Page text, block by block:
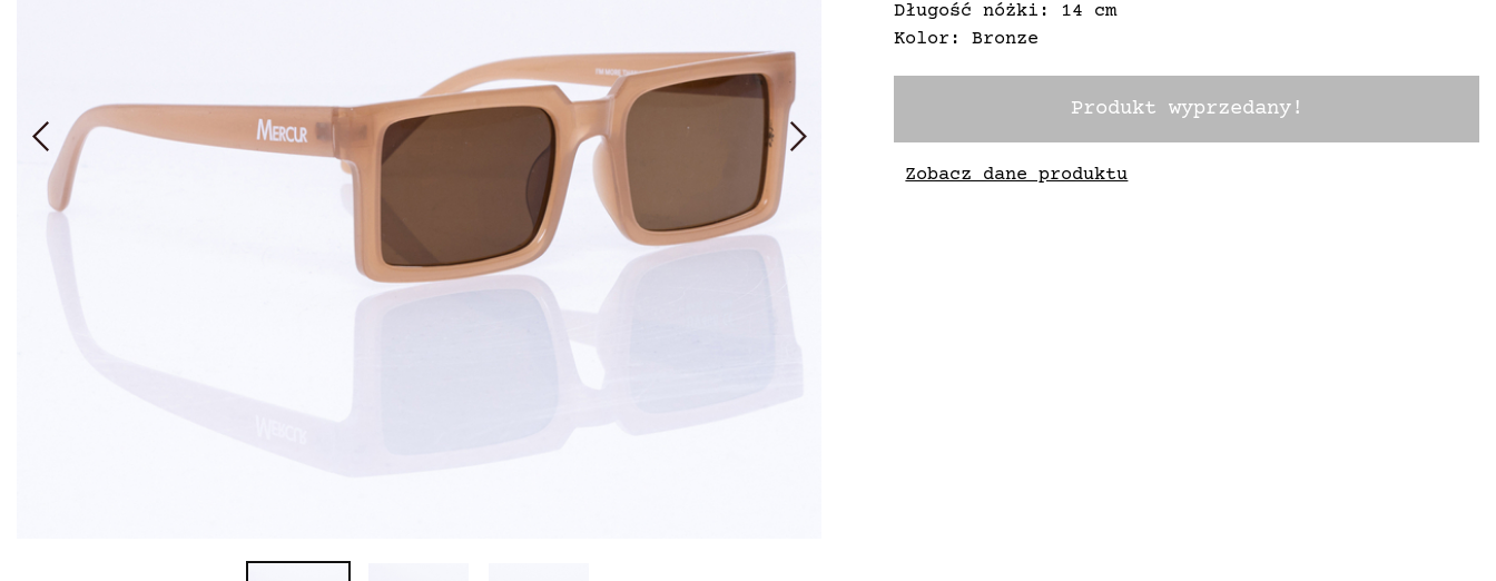
Długość nóżki: 14 cm
Kolor: Bronze
Produkt wyprzedany!
Zobacz dane produktu